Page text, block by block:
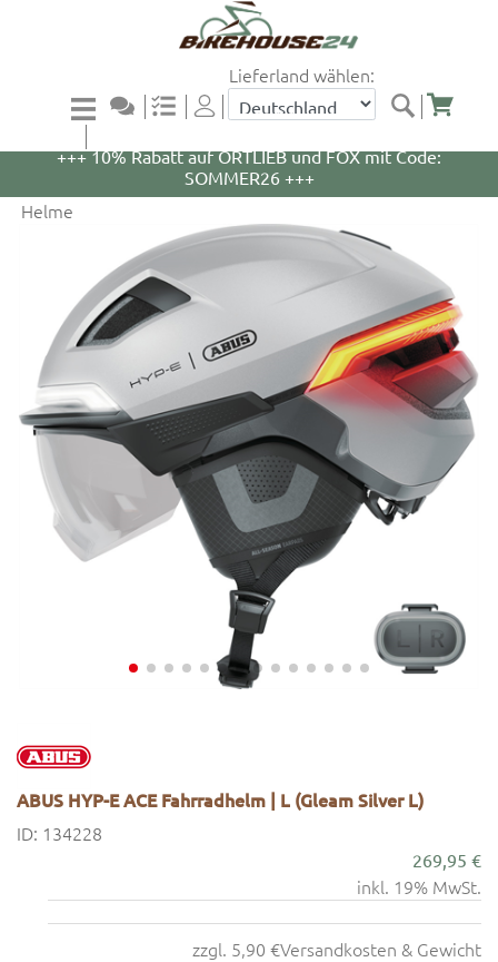
Lieferland wählen:
+++ 5% Rabatt auf WOOM Bikes und Zubehör mit
+++ 10% Rabatt auf ORTLIEB und FOX mit Code:
SOMMER26 +++
Helme
ABUS HYP-E ACE Fahrradhelm | L (Gleam Silver L)
ID: 134228
269,95 €
inkl. 19% MwSt.
zzgl. 5,90 €Versandkosten & Gewicht